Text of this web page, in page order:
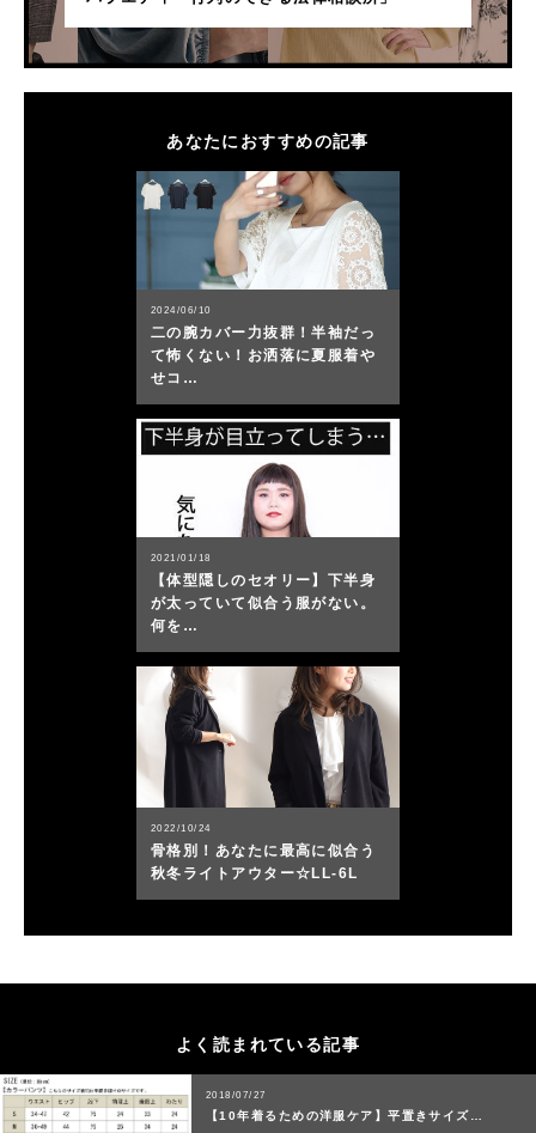
よく読まれている記事
2018/07/27
【10年着るための洋服ケア】平置きサイズ…
あなたにおすすめの記事
2024/06/10
二の腕カバー力抜群！半袖だっ
て怖くない！お洒落に夏服着や
せコ…
2021/01/18
【体型隠しのセオリー】下半身
が太っていて似合う服がない。
何を…
2022/10/24
骨格別！あなたに最高に似合う
秋冬ライトアウター☆LL-6L